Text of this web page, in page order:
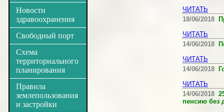
Новости
здравоохранения
Свободный порт
Схема
территориального
планирования
Правила
землепользования
и застройки
ЧИТАТЬ
18/06/2018
ЧИТАТЬ
14/06/2018
ЧИТАТЬ
14/06/2018
ЧИТАТЬ
14/06/2018
пенсию без